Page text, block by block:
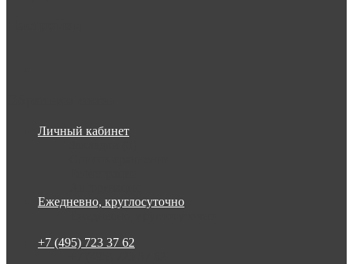
Личный кабинет
Ежедневно, круглосуточно
+7 (495) 723 37 62